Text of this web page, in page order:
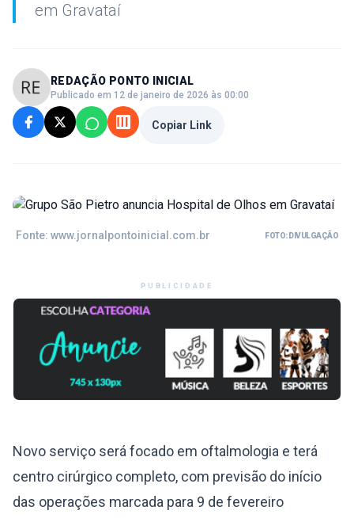
em Gravataí
REDAÇÃO PONTO INICIAL
Publicado em 12 de janeiro de 2026 às 00:00
Copiar Link
Fonte: www.jornalpontoinicial.com.br FOTO: DIVULGAÇÃO
PUBLICIDADE
Novo serviço será focado em oftalmologia e terá
centro cirúrgico completo, com previsão do início
das operações marcada para 9 de fevereiro